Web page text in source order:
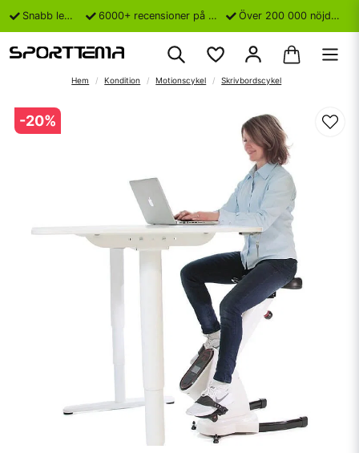
Snabb leverans 6000+ recensioner på Trustpilot Över 200 000 nöjda kunder
Hem Kondition Motionscykel Skrivbordscykel
-20%